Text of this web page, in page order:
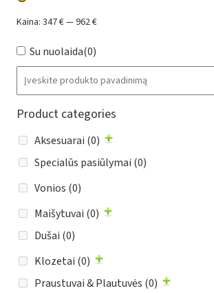
Kaina: 347 €—962 €
Su nuolaida(0)
Product categories
Aksesuarai (0)
Specialūs pasiūlymai (0)
Vonios (0)
Maišytuvai (0)
Dušai (0)
Klozetai (0)
Praustuvai & Plautuvės (0)